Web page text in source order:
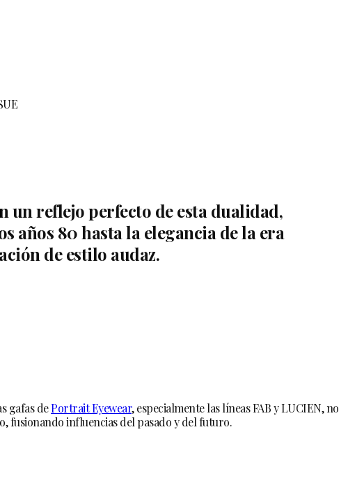
un reflejo perfecto de esta dualidad,
años 80 hasta la elegancia de la era
de estilo audaz.
gafas dePortrait Eyewear, especialmente las líneas FAB y LUCIEN, no
fusionando influencias del pasado y del futuro.